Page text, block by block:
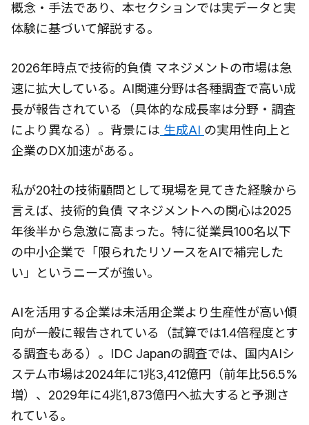
概念・手法であり、本セクションでは実データと実
体験に基づいて解説する。
2026年時点で技術的負債 マネジメントの市場は急
速に拡大している。AI関連分野は各種調査で高い成
長が報告されている（具体的な成長率は分野・調査
により異なる）。背景には 生成AI の実用性向上と
企業のDX加速がある。
私が20社の技術顧問として現場を見てきた経験から
言えば、技術的負債 マネジメントへの関心は2025
年後半から急激に高まった。特に従業員100名以下
の中小企業で「限られたリソースをAIで補完した
い」というニーズが強い。
AIを活用する企業は未活用企業より生産性が高い傾
向が一般に報告されている（試算では1.4倍程度とす
る調査もある）。IDC Japanの調査では、国内AIシ
ステム市場は2024年に1兆3,412億円（前年比56.5%
増）、2029年に4兆1,873億円へ拡大すると予測さ
れている。